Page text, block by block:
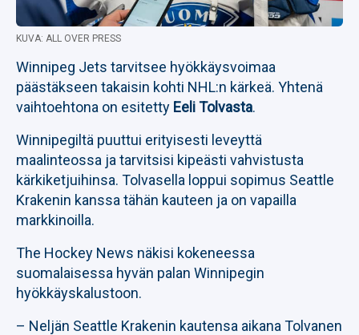
KUVA: ALL OVER PRESS
Winnipeg Jets tarvitsee hyökkäysvoimaa
päästäkseen takaisin kohti NHL:n kärkeä. Yhtenä
vaihtoehtona on esitetty Eeli Tolvasta.
Winnipegiltä puuttui erityisesti leveyttä
maalinteossa ja tarvitsisi kipeästi vahvistusta
kärkiketjuihinsa. Tolvasella loppui sopimus Seattle
Krakenin kanssa tähän kauteen ja on vapailla
markkinoilla.
The Hockey News näkisi kokeneessa
suomalaisessa hyvän palan Winnipegin
hyökkäyskalustoon.
– Neljän Seattle Krakenin kautensa aikana Tolvanen